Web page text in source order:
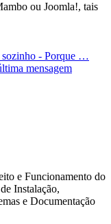
ou Joomla!, tais
sozinho - Porque …
mensagem
e Funcionamento do
Instalação,
e Documentação